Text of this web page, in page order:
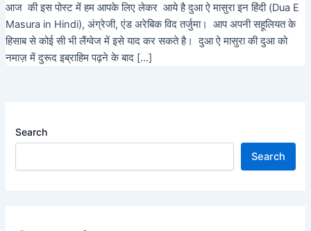
आज की इस पोस्ट में हम आपके लिए लेकर आये है दुआ ऐ मासुरा इन हिंदी (Dua E
Masura in Hindi), अंग्रेजी, एंड अरेबिक विद तर्जुमा। आप अपनी सहूलियत के
हिसाब से कोई सी भी लैंग्वेज में इसे याद कर सकते है। दुआ ऐ मासुरा की दुआ को
नमाज़ में दुरूद इब्राहिम पढ़ने के बाद […]
Search
Search